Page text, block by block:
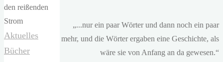
Aktuelles
Bücher
„...nur ein paar Wörter und dann noch ein paar
mehr, und die Wörter ergaben eine Geschichte, als
wäre sie von Anfang an da gewesen.“